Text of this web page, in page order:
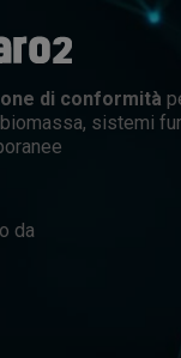
di conformità
sistemi
da